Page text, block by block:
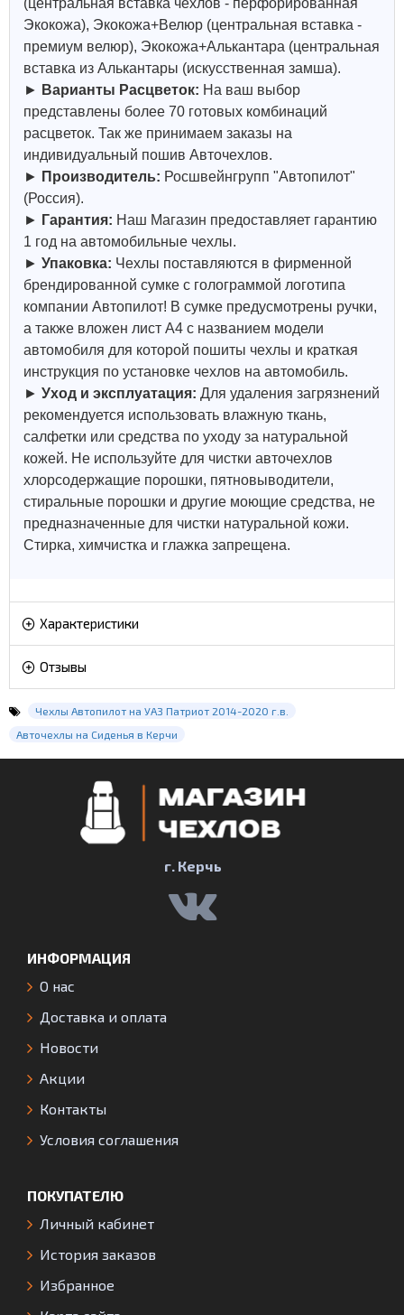
Экокожа), Экокожа+Велюр (центральная вставка -
премиум велюр), Экокожа+Алькантара (центральная
вставка из Алькантары (искусственная замша).
► Варианты Расцветок: На ваш выбор
представлены более 70 готовых комбинаций
расцветок. Так же принимаем заказы на
индивидуальный пошив Авточехлов.
► Производитель: Росшвейнгрупп "Автопилот"
(Россия).
► Гарантия: Наш Магазин предоставляет гарантию
1 год на автомобильные чехлы.
► Упаковка: Чехлы поставляются в фирменной
брендированной сумке с голограммой логотипа
компании Автопилот! В сумке предусмотрены ручки,
а также вложен лист А4 с названием модели
автомобиля для которой пошиты чехлы и краткая
инструкция по установке чехлов на автомобиль.
► Уход и эксплуатация: Для удаления загрязнений
рекомендуется использовать влажную ткань,
салфетки или средства по уходу за натуральной
кожей. Не используйте для чистки авточехлов
хлорсодержащие порошки, пятновыводители,
стиральные порошки и другие моющие средства, не
предназначенные для чистки натуральной кожи.
Стирка, химчистка и глажка запрещена.
Характеристики
Отзывы
Чехлы Автопилот на УАЗ Патриот 2014-2020 г.в.
Авточехлы на Сиденья в Керчи
г. Керчь
ИНФОРМАЦИЯ
О нас
Доставка и оплата
Новости
Акции
Контакты
Условия соглашения
ПОКУПАТЕЛЮ
Личный кабинет
История заказов
Избранное